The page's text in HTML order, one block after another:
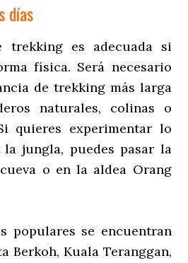
días
trekking es adecuada si
física. Será necesario
de trekking más larga
naturales, colinas o
quieres experimentar lo
jungla, puedes pasar la
o en la aldea Orang
populares se encuentran
Berkoh, Kuala Teranggan,